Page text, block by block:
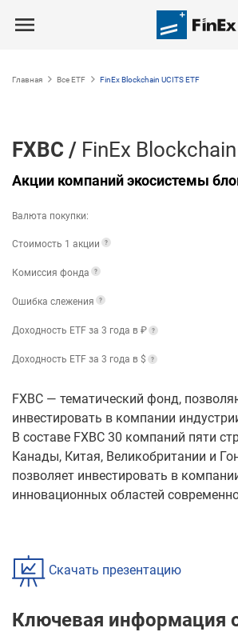
Главная Все ETF FinEx Blockchain UCITS ETF
FXBC / FinEx
Акции компаний экосистемы
Валюта покупки:
Комиссия фонда
Стоимость 1 акции
Ошибка слежения
Доходность ETF за 3 года в ₽
Доходность ETF за 3 года в $
FXBC — тематический фонд,
инвестировать в компании
В составе FXBC 30 компаний пяти
Канады, Китая, Великобритании и
позволяет инвестировать в
инновационных областей
Скачать презентацию
Ключевая информация